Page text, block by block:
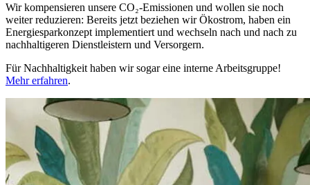
Wir kompensieren unsere CO₂-Emissionen und wollen sie noch
weiter reduzieren: Bereits jetzt beziehen wir Ökostrom, haben ein
Energiesparkonzept implementiert und wechseln nach und nach zu
nachhaltigeren Dienstleistern und Versorgern.
Für Nachhaltigkeit haben wir sogar eine interne Arbeitsgruppe!
Mehr erfahren.